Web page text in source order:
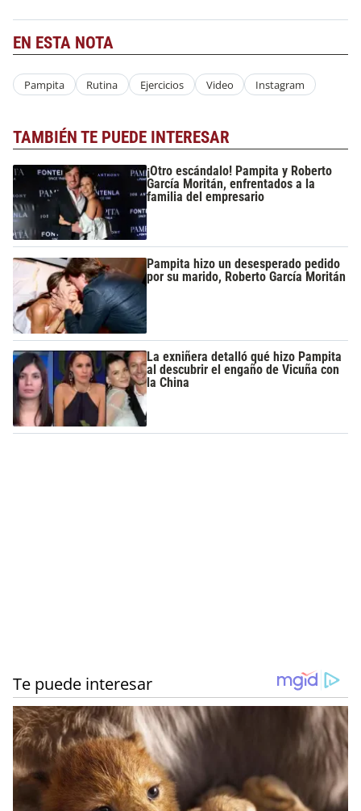
EN ESTA NOTA
Pampita Rutina Ejercicios Video Instagram
TAMBIÉN TE PUEDE INTERESAR
¡Otro escándalo! Pampita y Roberto
García Moritán, enfrentados a la
familia del empresario
Pampita hizo un desesperado pedido
por su marido, Roberto García Moritán
La exniñera detalló qué hizo Pampita
al descubrir el engaño de Vicuña con
la China